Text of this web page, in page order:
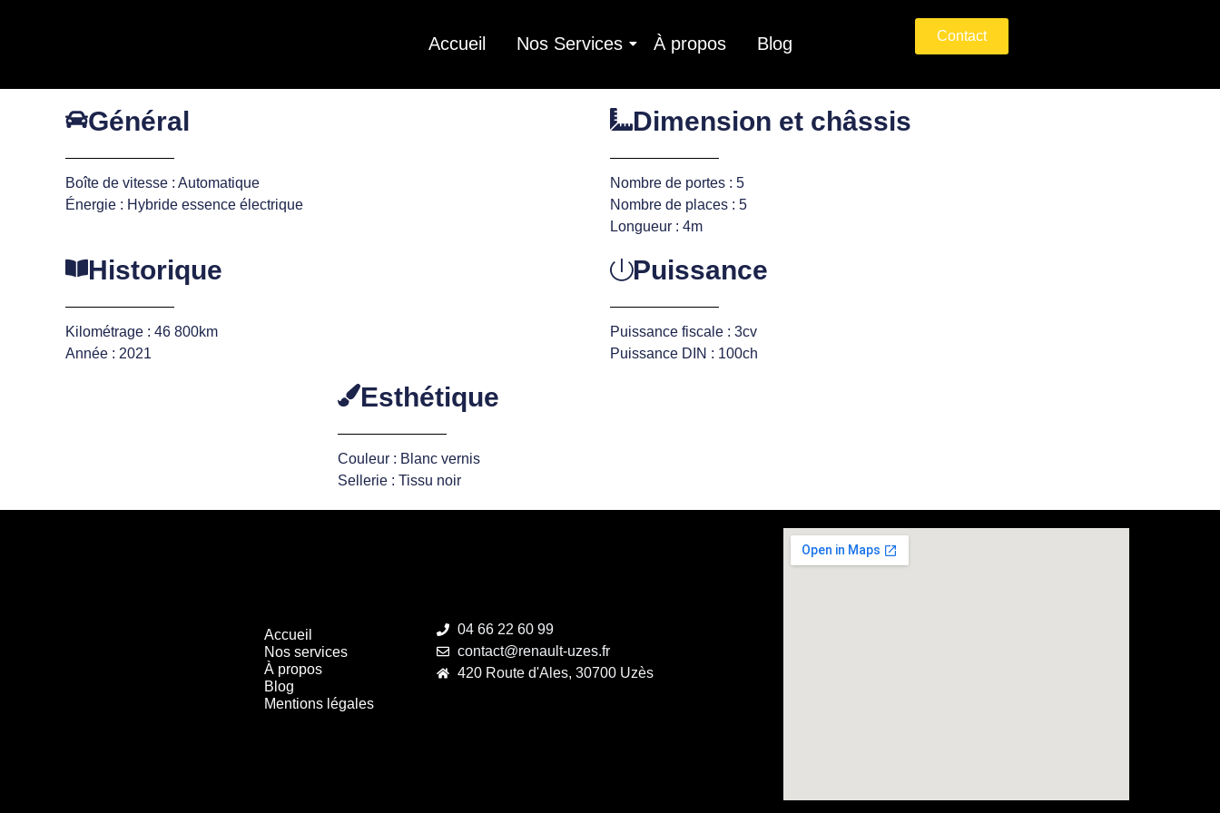
Accueil Nos Services À propos Blog Contact
Général
Boîte de vitesse : Automatique
Énergie : Hybride essence électrique
Dimension et châssis
Nombre de portes : 5
Nombre de places : 5
Longueur : 4m
Historique
Kilométrage : 46 800km
Année : 2021
Puissance
Puissance fiscale : 3cv
Puissance DIN : 100ch
Esthétique
Couleur : Blanc vernis
Sellerie : Tissu noir
Accueil
Nos services
À propos
Blog
Mentions légales
04 66 22 60 99
contact@renault-uzes.fr
420 Route d'Ales, 30700 Uzès